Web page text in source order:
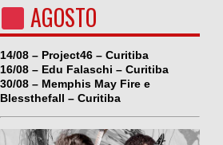
AGOSTO
14/08 – Project46 – Curitiba
16/08 – Edu Falaschi – Curitiba
30/08 – Memphis May Fire e
Blessthefall – Curitiba